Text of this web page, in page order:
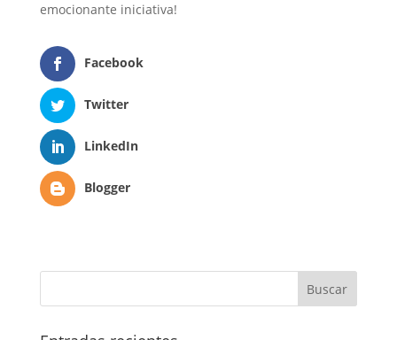
emocionante iniciativa!
Facebook
Twitter
LinkedIn
Blogger